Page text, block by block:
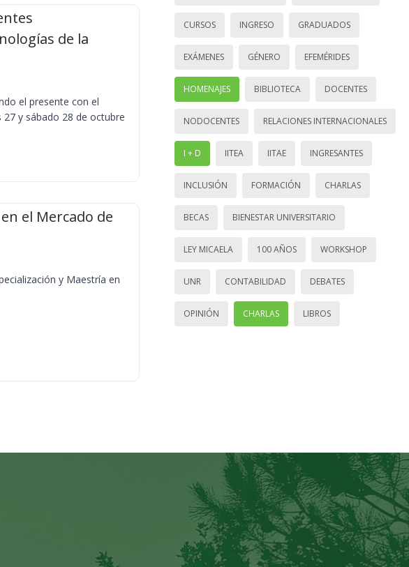
de la
el presente con el
27 y sábado 28 de octubre
el Mercado de
y Maestría en
CURSOS INGRESO GRADUADOS
EXÁMENES GÉNERO EFEMÉRIDES
HOMENAJES BIBLIOTECA DOCENTES
NODOCENTES RELACIONES INTERNACIONALES
I + D IITEA IITAE INGRESANTES
INCLUSIÓN FORMACIÓN CHARLAS
BECAS BIENESTAR UNIVERSITARIO
LEY MICAELA 100 AÑOS WORKSHOP
UNR CONTABILIDAD DEBATES
OPINIÓN CHARLAS LIBROS